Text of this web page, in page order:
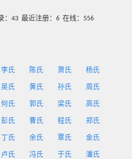
：43 最近注册：6 在线：556
李氏 陈氏 萧氏 杨氏
吴氏 黄氏 孙氏 周氏
何氏 郭氏 梁氏 高氏
彭氏 曹氏 程氏 郑氏
丁氏 余氏 覃氏 金氏
卢氏 冯氏 于氏 潘氏